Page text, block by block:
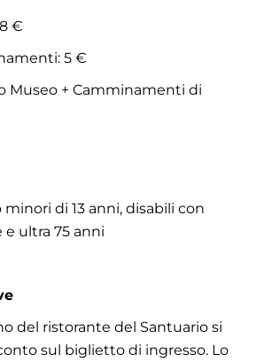
€
5 €
Museo + Camminamenti di
di 13 anni, disabili con
ultra 75 anni
del ristorante del Santuario si
sul biglietto di ingresso. Lo